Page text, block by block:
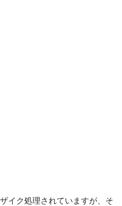
イク処理されていますが、そ